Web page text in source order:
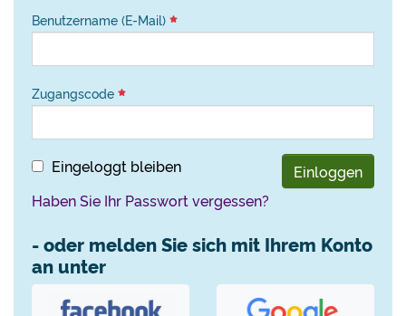
Benutzername (E-Mail)
Zugangscode
Eingeloggt bleiben
Einloggen
Haben Sie Ihr Passwort vergessen?
- oder melden Sie sich mit Ihrem Konto
an unter